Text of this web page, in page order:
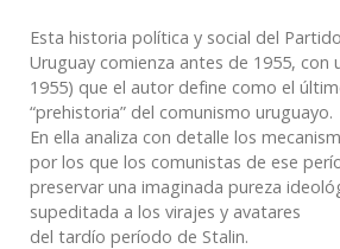
Esta historia política y social del
Uruguay comienza antes de 1955, con
1955) que el autor define como el
“prehistoria” del comunismo uruguayo.
En ella analiza con detalle los
por los que los comunistas de ese
preservar una imaginada pureza
supeditada a los virajes y avatares
del tardío período de Stalin.